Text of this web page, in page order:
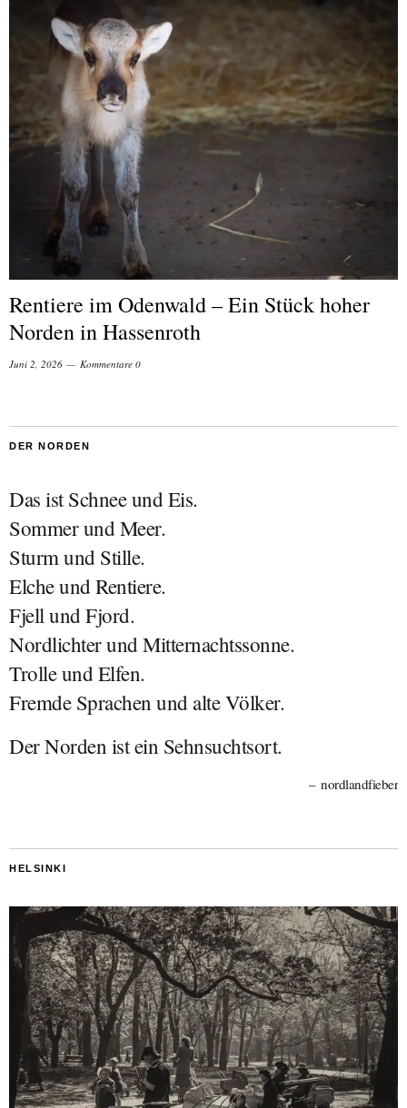
Rentiere im Odenwald – Ein Stück hoher
Norden in Hassenroth
Juni 2, 2026 Kommentare 0
DER NORDEN
Das ist Schnee und Eis.
Sommer und Meer.
Sturm und Stille.
Elche und Rentiere.
Fjell und Fjord.
Nordlichter und Mitternachtssonne.
Trolle und Elfen.
Fremde Sprachen und alte Völker.
Der Norden ist ein Sehnsuchtsort.
nordlandfieber
HELSINKI